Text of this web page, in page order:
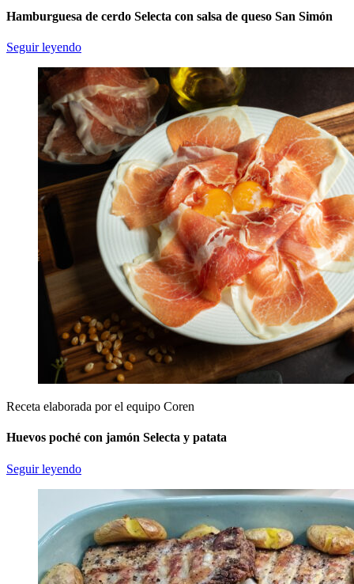
Hamburguesa de cerdo Selecta con salsa de queso San Simón
Seguir leyendo
Receta elaborada por el equipo Coren
Huevos poché con jamón Selecta y patata
Seguir leyendo